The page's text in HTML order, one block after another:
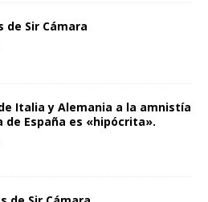
de Sir Cámara
Italia y Alemania a la amnistía
España es «hipócrita».